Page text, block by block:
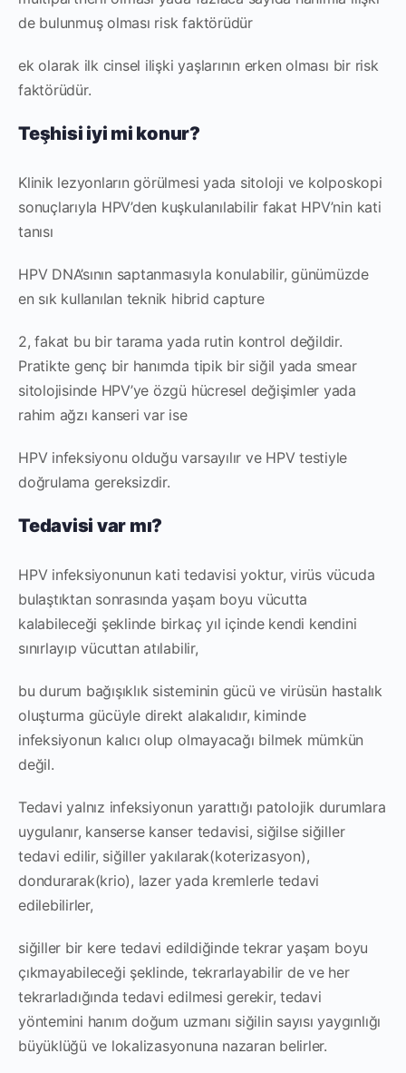
de bulunmuş olması risk faktörüdür
ek olarak ilk cinsel ilişki yaşlarının erken olması bir risk
faktörüdür.
Teşhisi iyi mi konur?
Klinik lezyonların görülmesi yada sitoloji ve kolposkopi
sonuçlarıyla HPV’den kuşkulanılabilir fakat HPV’nin kati
tanısı
HPV DNA’sının saptanmasıyla konulabilir, günümüzde
en sık kullanılan teknik hibrid capture
2, fakat bu bir tarama yada rutin kontrol değildir.
Pratikte genç bir hanımda tipik bir siğil yada smear
sitolojisinde HPV’ye özgü hücresel değişimler yada
rahim ağzı kanseri var ise
HPV infeksiyonu olduğu varsayılır ve HPV testiyle
doğrulama gereksizdir.
Tedavisi var mı?
HPV infeksiyonunun kati tedavisi yoktur, virüs vücuda
bulaştıktan sonrasında yaşam boyu vücutta
kalabileceği şeklinde birkaç yıl içinde kendi kendini
sınırlayıp vücuttan atılabilir,
bu durum bağışıklık sisteminin gücü ve virüsün hastalık
oluşturma gücüyle direkt alakalıdır, kiminde
infeksiyonun kalıcı olup olmayacağı bilmek mümkün
değil.
Tedavi yalnız infeksiyonun yarattığı patolojik durumlara
uygulanır, kanserse kanser tedavisi, siğilse siğiller
tedavi edilir, siğiller yakılarak(koterizasyon),
dondurarak(krio), lazer yada kremlerle tedavi
edilebilirler,
siğiller bir kere tedavi edildiğinde tekrar yaşam boyu
çıkmayabileceği şeklinde, tekrarlayabilir de ve her
tekrarladığında tedavi edilmesi gerekir, tedavi
yöntemini hanım doğum uzmanı siğilin sayısı yaygınlığı
büyüklüğü ve lokalizasyonuna nazaran belirler.